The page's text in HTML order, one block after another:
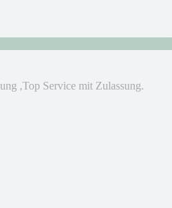
,Top Service mit Zulassung.